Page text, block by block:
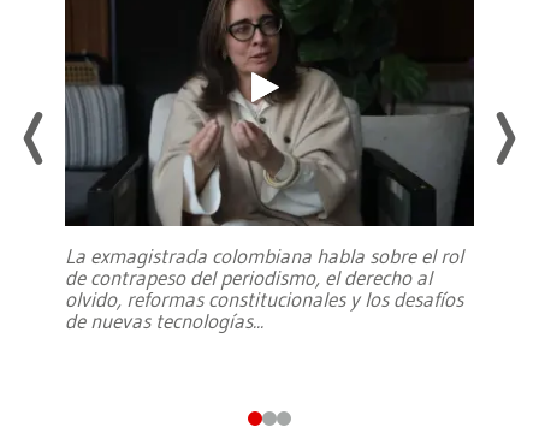
La exmagistrada colombiana habla sobre el rol
de contrapeso del periodismo, el derecho al
olvido, reformas constitucionales y los desafíos
de nuevas tecnologías...